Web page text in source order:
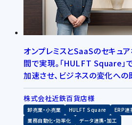
オンプレミスとSaaSのセキュ
間で実現。「HULFT Square」
加速させ、ビジネスの変化へ
株式会社近鉄百貨店様
卸売業・小売業 HULFT Square ERP連
業務自動化・効率化
データ連携・加工